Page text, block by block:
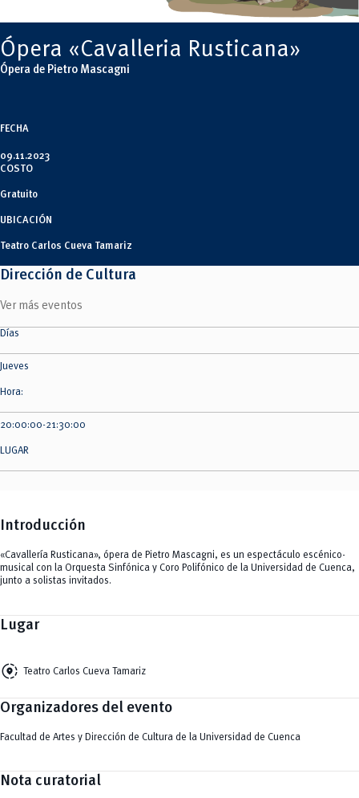
Posgrados
Salud
Sostenibilidad
Vinculación
Ópera «Cavalleria Rusticana»
Ópera de Pietro Mascagni
FECHA
09.11.2023
COSTO
Gratuito
UBICACIÓN
Teatro Carlos Cueva Tamariz
Dirección de Cultura
Ver más eventos
Días
Jueves
Hora:
20:00:00-21:30:00
LUGAR
Introducción
«Cavallería Rusticana», ópera de Pietro Mascagni, es un espectáculo escénico-
musical con la Orquesta Sinfónica y Coro Polifónico de la Universidad de Cuenca,
junto a solistas invitados.
Lugar
share_location Teatro Carlos Cueva Tamariz
Organizadores del evento
Facultad de Artes y Dirección de Cultura de la Universidad de Cuenca
Nota curatorial